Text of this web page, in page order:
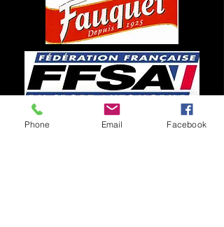
Phone Email Facebook